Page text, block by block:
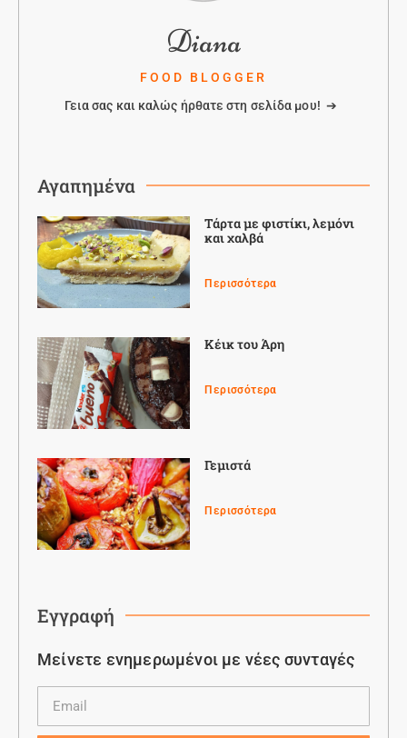
Diana
FOOD BLOGGER
Γεια σας και καλώς ήρθατε στη σελίδα μου! ➔
Αγαπημένα
Τάρτα με φιστίκι, λεμόνι
και χαλβά
Περισσότερα
Κέικ του Άρη
Περισσότερα
Γεμιστά
Περισσότερα
Εγγραφή
Μείνετε ενημερωμένοι με νέες συνταγές